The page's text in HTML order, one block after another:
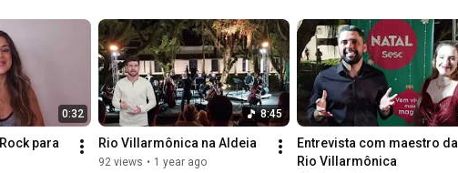
0:32
para
8:45
Rio Villarmônica na Aldeia
92 views • 1 year ago
Entrevista com maestro da
Rio Villarmônica